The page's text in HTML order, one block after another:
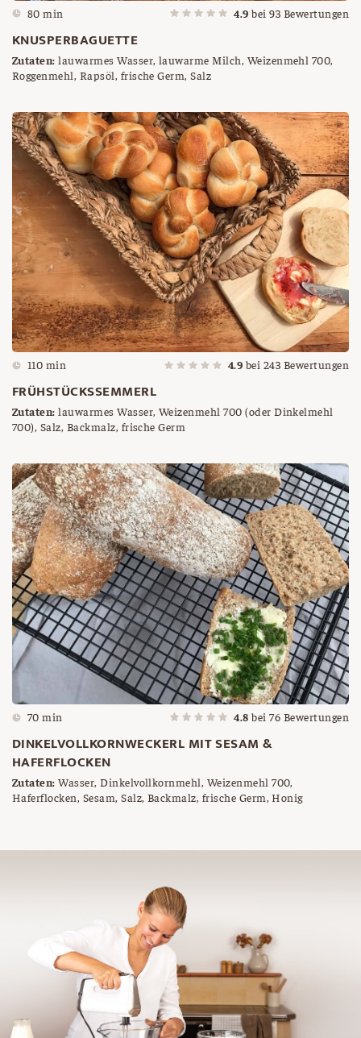
80 min 4.9 bei93 Bewertungen
KNUSPERBAGUETTE
Zutaten: lauwarmes Wasser, lauwarme Milch, Weizenmehl 700,
Roggenmehl, Rapsöl, frische Germ, Salz
110 min 4.9 bei 243 Bewertungen
FRÜHSTÜCKSSEMMERL
Zutaten: lauwarmes Wasser, Weizenmehl 700 (oder Dinkelmehl
700), Salz, Backmalz, frische Germ
70 min 4.8 bei76 Bewertungen
DINKELVOLLKORNWECKERL MIT SESAM &
HAFERFLOCKEN
Zutaten: Wasser, Dinkelvollkornmehl, Weizenmehl 700,
Haferflocken, Sesam, Salz, Backmalz, frische Germ, Honig